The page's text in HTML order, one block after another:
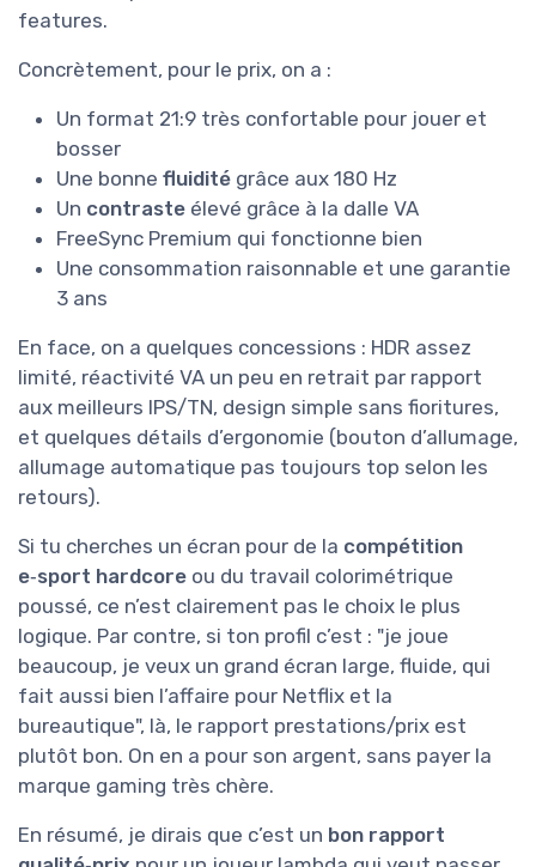
features.
Concrètement, pour le prix, on a :
Un format 21:9 très confortable pour jouer et
bosser
Une bonne fluidité grâce aux 180 Hz
Un contraste élevé grâce à la dalle VA
FreeSync Premium qui fonctionne bien
Une consommation raisonnable et une garantie
3 ans
En face, on a quelques concessions : HDR assez
limité, réactivité VA un peu en retrait par rapport
aux meilleurs IPS/TN, design simple sans fioritures,
et quelques détails d’ergonomie (bouton d’allumage,
allumage automatique pas toujours top selon les
retours).
Si tu cherches un écran pour de la compétition
e‑sport hardcore ou du travail colorimétrique
poussé, ce n’est clairement pas le choix le plus
logique. Par contre, si ton profil c’est : "je joue
beaucoup, je veux un grand écran large, fluide, qui
fait aussi bien l’affaire pour Netflix et la
bureautique", là, le rapport prestations/prix est
plutôt bon. On en a pour son argent, sans payer la
marque gaming très chère.
En résumé, je dirais que c’est un bon rapport